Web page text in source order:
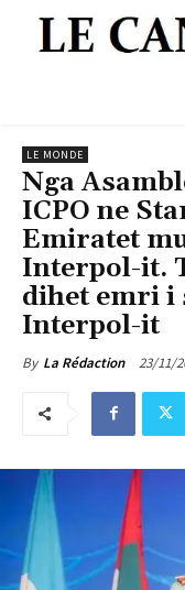
LE MONDE
Nga
ICPO ne
Emiratet
Interpol-it.
dihet emri i
Interpol-it
By La Rédaction 23/11/